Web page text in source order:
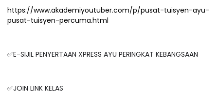
https://www.akademiyoutuber.com/p/pusat-tuisyen-ayu-
pusat-tuisyen-percuma.html
✅E-SIJIL PENYERTAAN XPRESS AYU PERINGKAT KEBANGSAAN
✅JOIN LINK KELAS